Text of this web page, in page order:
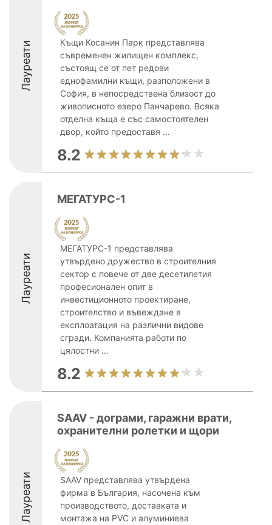
Лауреати
Къщи Косанин Парк представлява
съвременен жилищен комплекс,
състоящ се от пет редови
еднофамилни къщи, разположени в
София, в непосредствена близост до
живописното езеро Панчарево. Всяка
отделна къща е със самостоятелен
двор, който предоставя ...
8.2
Лауреати
МЕГАТУРС-1
МЕГАТУРС-1 представлява
утвърдено дружество в строителния
сектор с повече от две десетилетия
професионален опит в
инвестиционното проектиране,
строителство и въвеждане в
експлоатация на различни видове
сгради. Компанията работи по
цялостни ...
8.2
Лауреати
SAAV - дограми, гаражни врати,
охранителни ролетки и щори
SAAV представлява утвърдена
фирма в България, насочена към
производството, доставката и
монтажа на PVC и алуминиева